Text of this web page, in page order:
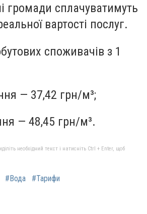
громади сплачуватимуть
вартості послуг.
споживачів з 1
— 37,42 грн/м³;
— 48,45 грн/м³.
необхідний текст і натисніть Ctrl + Enter, щоб
#Вода #Тарифи